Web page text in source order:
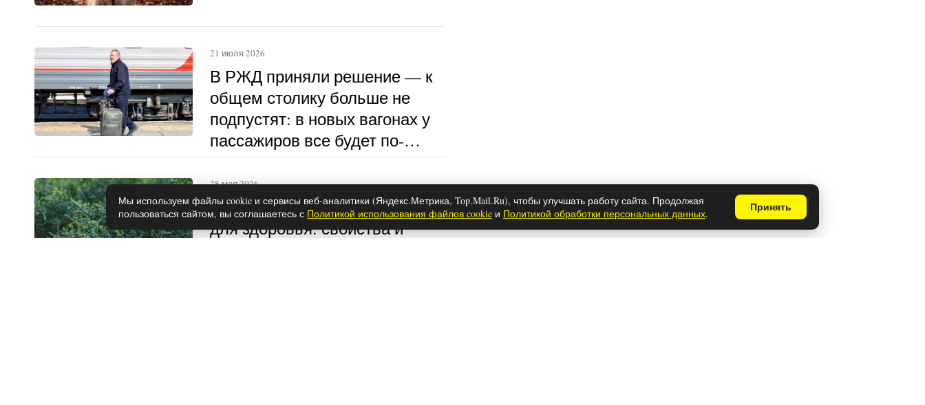
В РЖД приняли решение — к
общем столику больше не
подпустят: в новых вагонах у
пассажиров все будет по-
другому
21 июля 2026
Чем полезен можжевельник
для здоровья: свойства и
28 мая 2026
Мы используем файлы cookie и сервисы веб-аналитики (Яндекс.Метрика, Top.Mail.Ru), чтобы улучшать работу сайта. Продолжая
пользоваться сайтом, вы соглашаетесь с Политикой использования файлов cookie и Политикой обработки персональных данных. Принять